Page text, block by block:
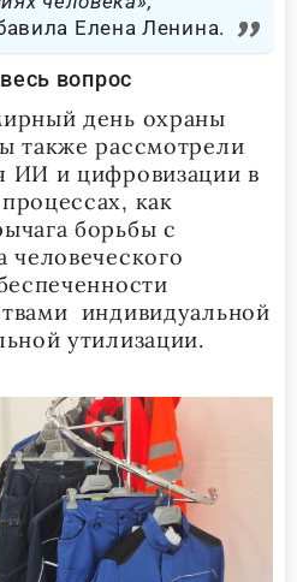
Елена Ленина.
вопрос
день охраны
также рассмотрели
ИИ и цифровизации в
как
борьбы с
человеческого
индивидуальной
утилизации.